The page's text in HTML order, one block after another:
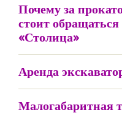
Почему за
стоит
«Столица»
Аренда
Малогабаритная